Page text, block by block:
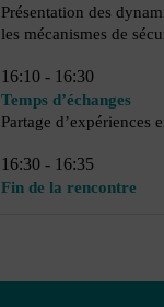
Présentation des
les mécanismes de
16:10 - 16:30
Temps d’échanges
Partage d’expériences
16:30 - 16:35
Fin de la rencontre